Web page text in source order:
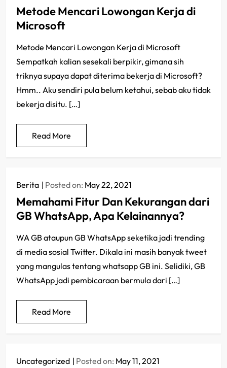
Metode Mencari Lowongan Kerja di
Microsoft
Metode Mencari Lowongan Kerja di Microsoft
Sempatkah kalian sesekali berpikir, gimana sih
triknya supaya dapat diterima bekerja di Microsoft?
Hmm.. Aku sendiri pula belum ketahui, sebab aku tidak
bekerja disitu. […]
Read More
Berita Posted on: May 22, 2021
Memahami Fitur Dan Kekurangan dari
GB WhatsApp, Apa Kelainannya?
WA GB ataupun GB WhatsApp seketika jadi trending
di media sosial Twitter. Dikala ini masih banyak tweet
yang mangulas tentang whatsapp GB ini. Selidiki, GB
WhatsApp jadi pembicaraan bermula dari […]
Read More
Uncategorized Posted on: May 11, 2021